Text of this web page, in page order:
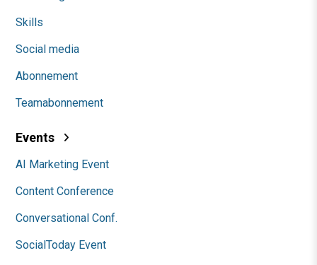
Skills
Social media
Abonnement
Teamabonnement
Events
AI Marketing Event
Content Conference
Conversational Conf.
SocialToday Event